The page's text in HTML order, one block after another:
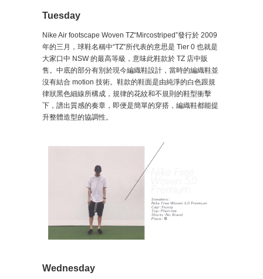
Tuesday
Nike Air footscape Woven TZ“Mircostriped”發行於 2009
年的三月，球鞋名稱中“TZ”所代表的意思是 Tier 0 也就是
大家口中 NSW 的最高等級，意味此鞋款於 TZ 店中販
售。中底的部分有別於現今編織鞋設計，當時的編織鞋並
沒有結合 motion 技術。鞋款的鞋面是由純淨的白色跟規
律狀黑色細線所構成，規律的花紋和不規則的鞋型衝擊
下，譜出質感的奏章，即便是簡單的穿搭，編織鞋都能提
升整體造型的協調性。
Wednesday